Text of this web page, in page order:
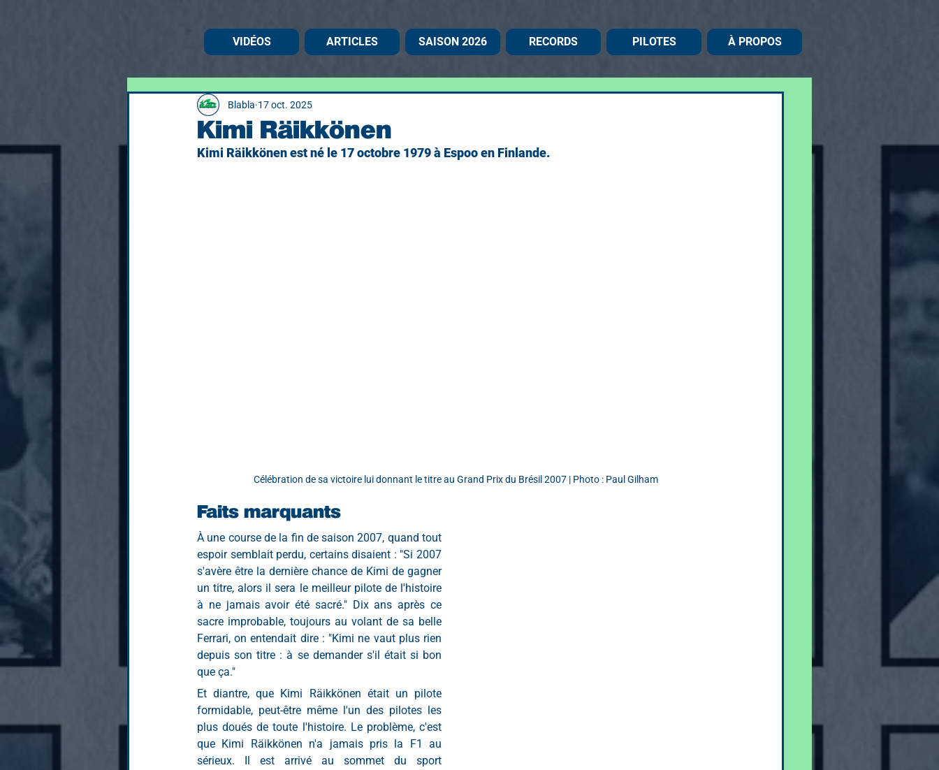
VIDÉOS ARTICLES SAISON 2026 RECORDS PILOTES À PROPOS
Kimi Räikkönen
Blabla 17 oct. 2025
Kimi Räikkönen est né le 17 octobre 1979 à Espoo en Finlande.
Célébration de sa victoire lui donnant le titre au Grand Prix du Brésil 2007 | Photo : Paul Gilham
Faits marquants
À une course de la fin de saison 2007, quand tout
espoir semblait perdu, certains disaient : "Si 2007
s'avère être la dernière chance de Kimi de gagner
un titre, alors il sera le meilleur pilote de l'histoire
à ne jamais avoir été sacré." Dix ans après ce
sacre improbable, toujours au volant de sa belle
Ferrari, on entendait dire : "Kimi ne vaut plus rien
depuis son titre : à se demander s'il était si bon
que ça."
Et diantre, que Kimi Räikkönen était un pilote
formidable, peut-être même l'un des pilotes les
plus doués de toute l'histoire. Le problème, c'est
que Kimi Räikkönen n'a jamais pris la F1 au
sérieux. Il est arrivé au sommet du sport